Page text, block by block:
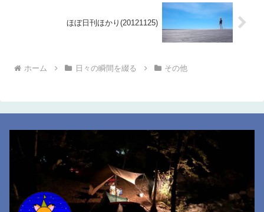
ほぼ日刊ほかり(20121125)
ホーム 日々の瞬間を綴る その他